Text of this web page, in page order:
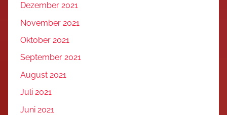
Dezember 2021
November 2021
Oktober 2021
September 2021
August 2021
Juli 2021
Juni 2021